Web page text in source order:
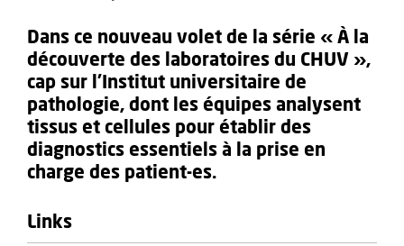
Dans ce nouveau volet de la série « À la
découverte des laboratoires du CHUV »,
cap sur l’Institut universitaire de
pathologie, dont les équipes analysent
tissus et cellules pour établir des
diagnostics essentiels à la prise en
charge des patient-es.
Links